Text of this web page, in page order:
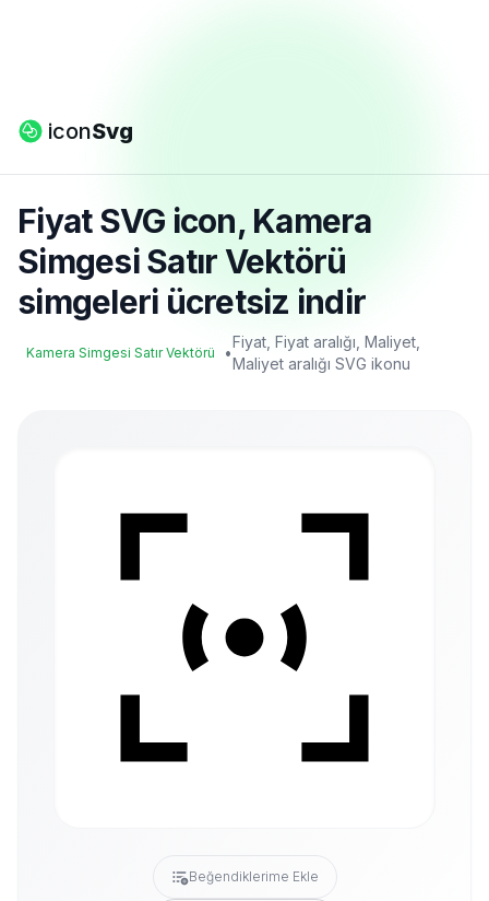
iconSvg
Fiyat SVG icon, Kamera
Simgesi Satır Vektörü
simgeleri ücretsiz indir
Kamera Simgesi Satır Vektörü •
Fiyat, Fiyat aralığı, Maliyet,
Maliyet aralığı SVG ikonu
Beğendiklerime Ekle